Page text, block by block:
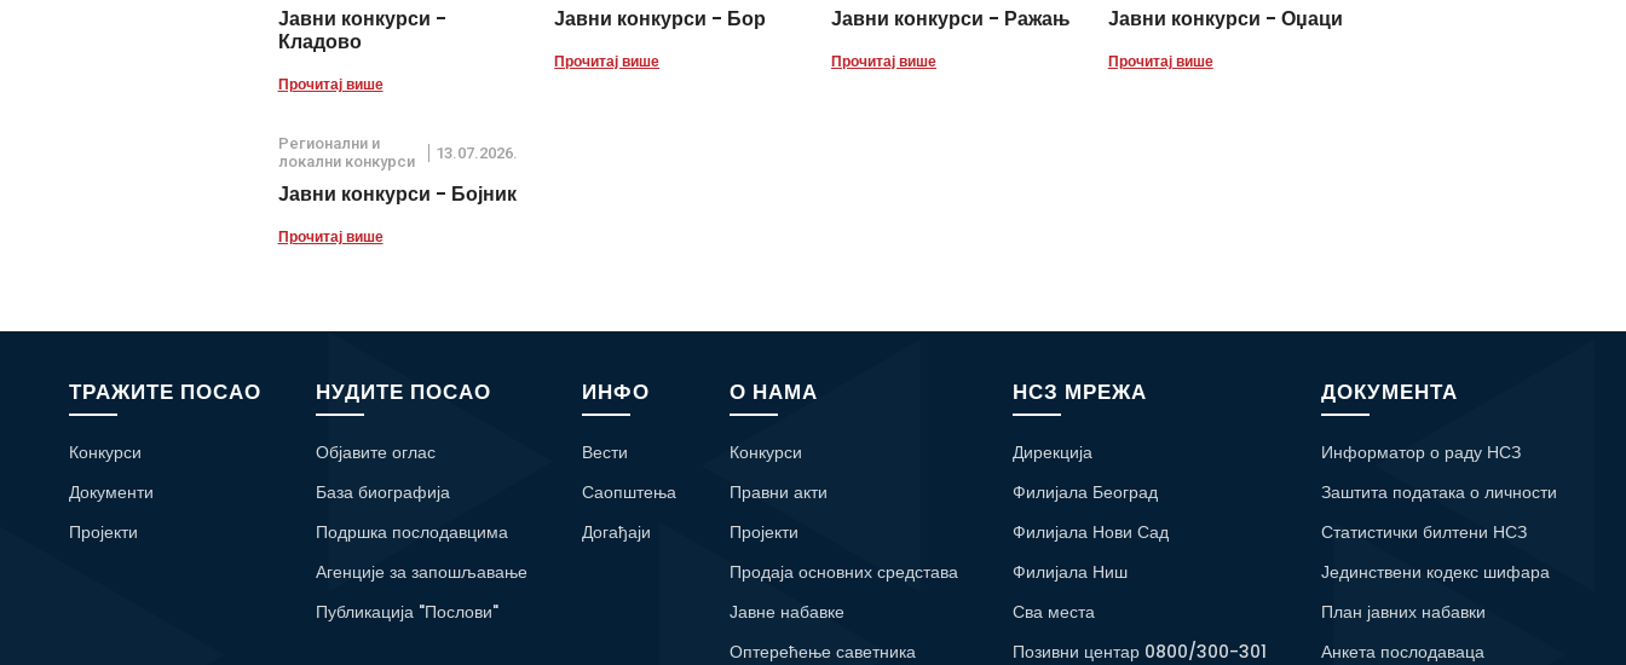
Јавни конкурси -
Кладово
Прочитај више
Јавни конкурси - Бор
Прочитај више
Јавни конкурси - Ражањ
Прочитај више
Јавни конкурси - Оџаци
Прочитај више
Регионални и
локални конкурси
13.07.2026.
Јавни конкурси - Бојник
Прочитај више
ТРАЖИТЕ ПОСАО
Конкурси
Документи
Пројекти
НУДИТЕ ПОСАО
Објавите оглас
База биографија
Подршка послодавцима
Агенције за запошљавање
Публикација "Послови"
ИНФО
Вести
Саопштења
Догађаји
О НАМА
Конкурси
Правни акти
Пројекти
Продаја основних средстава
Јавне набавке
Оптерећење саветника
НСЗ МРЕЖА
Дирекција
Филијала Београд
Филијала Нови Сад
Филијала Ниш
Сва места
Позивни центар 0800/300-301
ДОКУМЕНТА
Информатор о раду НСЗ
Заштита података о личности
Статистички билтени НСЗ
Јединствени кодекс шифара
План јавних набавки
Анкета послодаваца